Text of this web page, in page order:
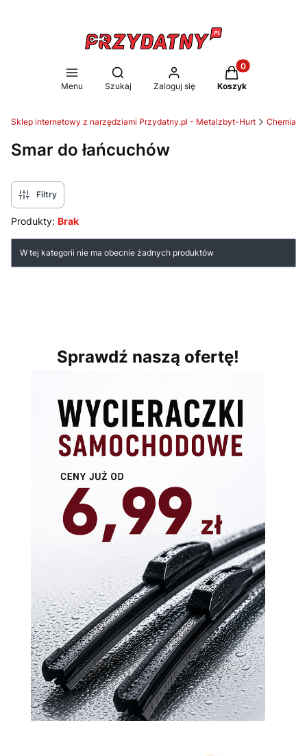
Menu
Otwórz wyszukiwarkę
Szukaj Zaloguj się
Produkty w
Koszyk
Sklep internetowy z narzędziami Przydatny.pl - Metalzbyt-Hurt Chemia
Smar do łańcuchów
Filtry
Produkty: Brak
Lista produktów
W tej kategorii nie ma obecnie żadnych produktów
Sprawdź naszą ofertę!